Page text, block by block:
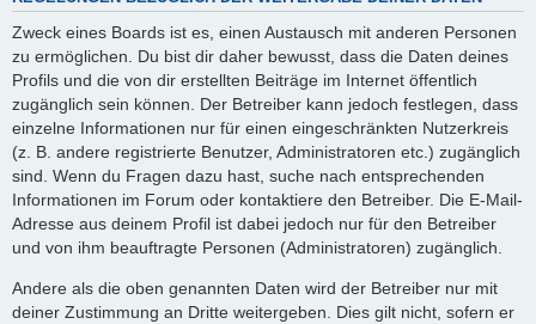
Zweck eines Boards ist es, einen Austausch mit anderen Personen
zu ermöglichen. Du bist dir daher bewusst, dass die Daten deines
Profils und die von dir erstellten Beiträge im Internet öffentlich
zugänglich sein können. Der Betreiber kann jedoch festlegen, dass
einzelne Informationen nur für einen eingeschränkten Nutzerkreis
(z. B. andere registrierte Benutzer, Administratoren etc.) zugänglich
sind. Wenn du Fragen dazu hast, suche nach entsprechenden
Informationen im Forum oder kontaktiere den Betreiber. Die E-Mail-
Adresse aus deinem Profil ist dabei jedoch nur für den Betreiber
und von ihm beauftragte Personen (Administratoren) zugänglich.
Andere als die oben genannten Daten wird der Betreiber nur mit
deiner Zustimmung an Dritte weitergeben. Dies gilt nicht, sofern er